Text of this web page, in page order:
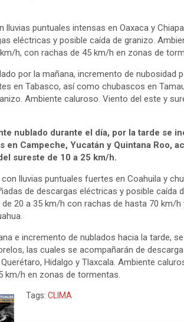
lluvias puntuales intensas en Oaxaca y
eléctricas y posible caída de granizo.
h, con rachas de 45 km/h en zonas de
por la mañana, incremento de nubosidad
en Tabasco, así como chubascos en
Ambiente caluroso. Viento del este y
nublado durante el día, por la tarde se
Campeche, Yucatán y Quintana Roo,
sureste de 10 a 25 km/h.
lluvias puntuales fuertes en Coahuila y
de descargas eléctricas y posible caída
20 a 35 km/h con rachas de hasta 70 km/
e incremento de nublados hacia la tarde,
las cuales se acompañarán de
Hidalgo y Tlaxcala. Ambiente
km/h en zonas de tormentas.
Tags: CLIMA